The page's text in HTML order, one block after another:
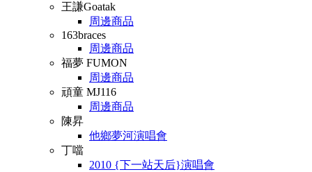
王謙Goatak
周邊商品
163braces
周邊商品
福夢 FUMON
周邊商品
頑童 MJ116
周邊商品
陳昇
他鄉夢河演唱會
丁噹
2010 {下一站天后}演唱會